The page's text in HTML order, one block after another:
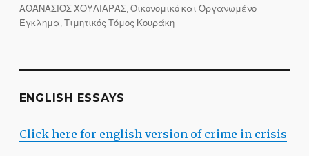
ΑΘΑΝΑΣΙΟΣ ΧΟΥΛΙΑΡΑΣ, Οικονομικό και Οργανωμένο
Έγκλημα Τιμητικός Τόμος Κουράκη
ENGLISH ESSAYS
Click here for english version of crime in crisis